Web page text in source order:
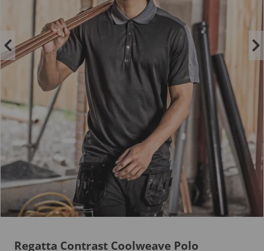
Regatta Contrast Coolweave Polo